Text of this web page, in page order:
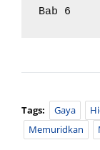
Bab 6
Tags: Gaya
Memuridkan